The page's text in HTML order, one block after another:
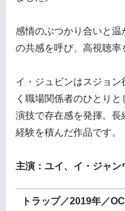
感情のぶつかり合いと
の共感を呼び、高視聴率
イ・ジュビンはスジョ
く職場関係者のひとり
演技で存在感を発揮。長
経験を積んだ作品です。
主演：ユイ、イ・ジャ
トラップ／2019年／